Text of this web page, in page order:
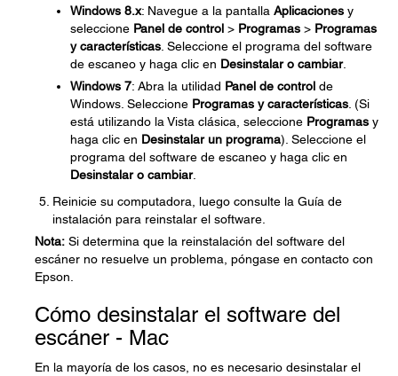
Windows 8.x: Navegue a la pantalla Aplicaciones y
seleccione Panel de control > Programas > Programas
y características . Seleccione el programa del software
de escaneo y haga clic en Desinstalar o cambiar.
Windows 7: Abra la utilidad Panel de control de
Windows. Seleccione Programas y características . (Si
está utilizando la Vista clásica, seleccione Programas y
haga clic en Desinstalar un programa). Seleccione el
programa del software de escaneo y haga clic en
Desinstalar o cambiar.
Reinicie su computadora, luego consulte la Guía de
instalación para reinstalar el software.
Nota: Si determina que la reinstalación del software del
escáner no resuelve un problema, póngase en contacto con
Epson.
Cómo desinstalar el software del
escáner - Mac
En la mayoría de los casos, no es necesario desinstalar el